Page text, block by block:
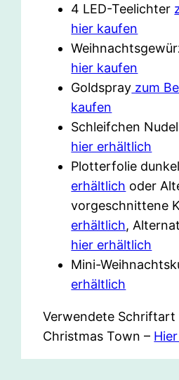
4 LED-Teelichter
hier kaufen
hier kaufen
Goldspray zum
kaufen
Schleifchen
hier erhältlich
Plotterfolie
erhältlich oder
vorgeschnittene
erhältlich,
hier erhältlich
Mini-
erhältlich
Verwendete Schriftart
Christmas Town –